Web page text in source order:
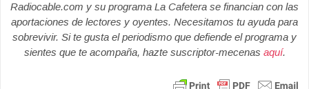
Radiocable.com y su programa La Cafetera se financian con las
aportaciones de lectores y oyentes. Necesitamos tu ayuda para
sobrevivir. Si te gusta el periodismo que defiende el programa y
sientes que te acompaña, hazte suscriptor-mecenas aquí.